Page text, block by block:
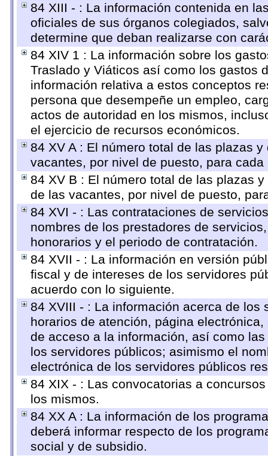
84 XIII - : La información contenida en
oficiales de sus órganos colegiados,
determine que deban realizarse con
84 XIV 1 : La información sobre los
Traslado y Viáticos así como los gastos
información relativa a estos conceptos
persona que desempeñe un empleo,
actos de autoridad en los mismos,
el ejercicio de recursos económicos.
84 XV A : El número total de las plazas
vacantes, por nivel de puesto, para
84 XV B : El número total de las plazas
de las vacantes, por nivel de puesto,
84 XVI - : Las contrataciones de
nombres de los prestadores de
honorarios y el periodo de contratación.
84 XVII - : La información en versión
fiscal y de intereses de los servidores
acuerdo con lo siguiente.
84 XVIII - : La información acerca de
horarios de atención, página
de acceso a la información, así como
los servidores públicos; asimismo el
electrónica de los servidores públicos
84 XIX - : Las convocatorias a
los mismos.
84 XX A : La información de los
deberá informar respecto de los
social y de subsidio.